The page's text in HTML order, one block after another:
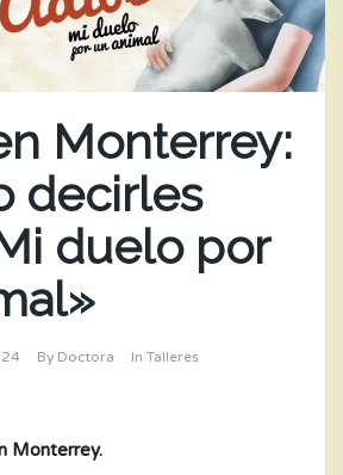
Monterrey:
decirles
duelo por
By Doctora In Talleres
Monterrey.